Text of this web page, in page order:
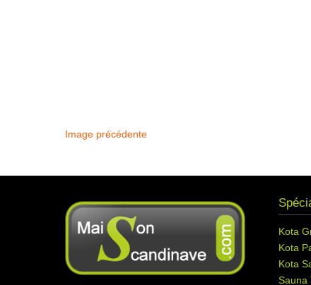
Image précédente
Kota
Kota
Kota
Sauna